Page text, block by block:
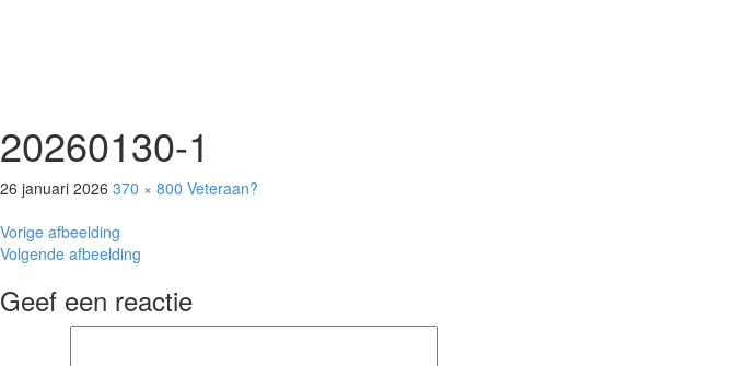
20260130-1
26 januari 2026 370 × 800 Veteraan?
Vorige afbeelding
Volgende afbeelding
Geef een reactie